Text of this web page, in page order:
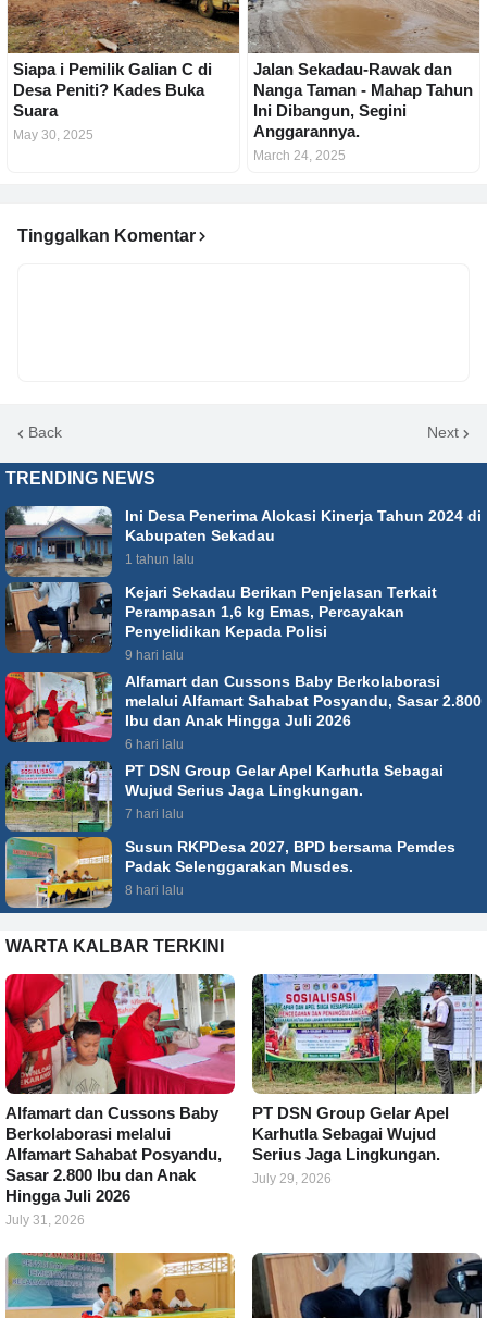
Siapa i Pemilik Galian C di
Desa Peniti? Kades Buka
Suara
May 30, 2025
Jalan Sekadau-Rawak dan
Nanga Taman - Mahap Tahun
Ini Dibangun, Segini
Anggarannya.
March 24, 2025
Tinggalkan Komentar
Back Next
TRENDING NEWS
Ini Desa Penerima Alokasi Kinerja Tahun 2024 di
Kabupaten Sekadau
1 tahun lalu
Kejari Sekadau Berikan Penjelasan Terkait
Perampasan 1,6 kg Emas, Percayakan
Penyelidikan Kepada Polisi
9 hari lalu
Alfamart dan Cussons Baby Berkolaborasi
melalui Alfamart Sahabat Posyandu, Sasar 2.800
Ibu dan Anak Hingga Juli 2026
6 hari lalu
PT DSN Group Gelar Apel Karhutla Sebagai
Wujud Serius Jaga Lingkungan.
7 hari lalu
Susun RKPDesa 2027, BPD bersama Pemdes
Padak Selenggarakan Musdes.
8 hari lalu
WARTA KALBAR TERKINI
Alfamart dan Cussons Baby
Berkolaborasi melalui
Alfamart Sahabat Posyandu,
Sasar 2.800 Ibu dan Anak
Hingga Juli 2026
July 31, 2026
PT DSN Group Gelar Apel
Karhutla Sebagai Wujud
Serius Jaga Lingkungan.
July 29, 2026